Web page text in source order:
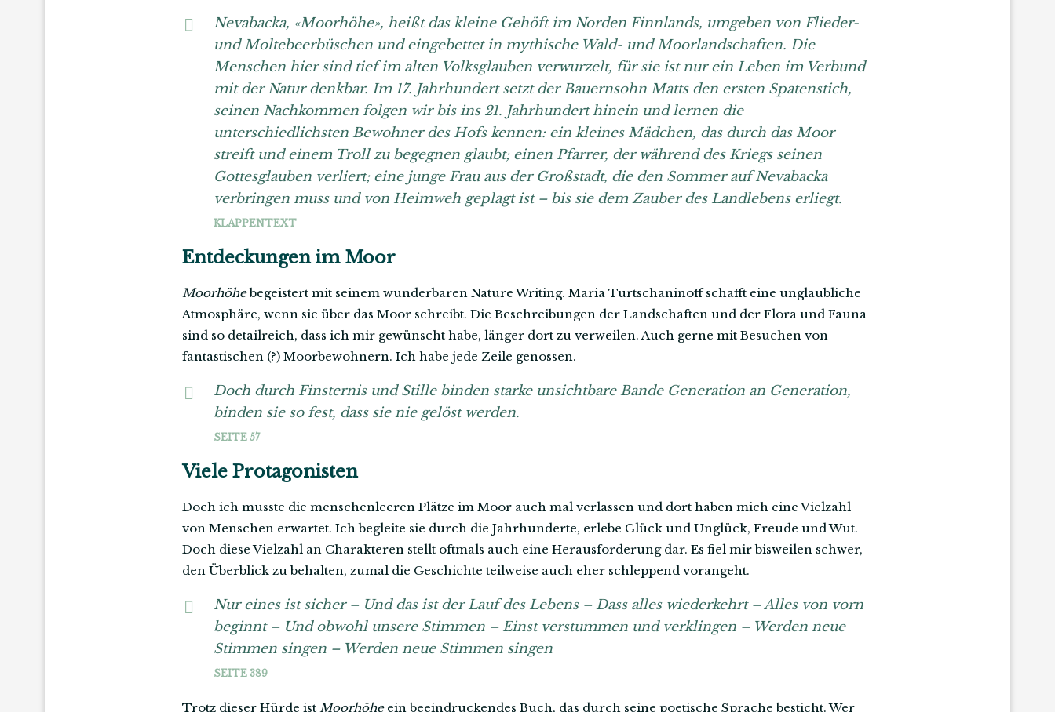
Nevabacka, «Moorhöhe», heißt das kleine Gehöft im Norden Finnlands, umgeben von Flieder-
und Moltebeerbüschen und eingebettet in mythische Wald- und Moorlandschaften. Die
Menschen hier sind tief im alten Volksglauben verwurzelt, für sie ist nur ein Leben im Verbund
mit der Natur denkbar. Im 17. Jahrhundert setzt der Bauernsohn Matts den ersten Spatenstich,
seinen Nachkommen folgen wir bis ins 21. Jahrhundert hinein und lernen die
unterschiedlichsten Bewohner des Hofs kennen: ein kleines Mädchen, das durch das Moor
streift und einem Troll zu begegnen glaubt; einen Pfarrer, der während des Kriegs seinen
Gottesglauben verliert; eine junge Frau aus der Großstadt, die den Sommer auf Nevabacka
verbringen muss und von Heimweh geplagt ist – bis sie dem Zauber des Landlebens erliegt.
KLAPPENTEXT
Entdeckungen im Moor
Moorhöhebegeistert mit seinem wunderbaren Nature Writing. Maria Turtschaninoff schafft eine unglaubliche
Atmosphäre, wenn sie über das Moor schreibt. Die Beschreibungen der Landschaften und der Flora und Fauna
sind so detailreich, dass ich mir gewünscht habe, länger dort zu verweilen. Auch gerne mit Besuchen von
fantastischen (?) Moorbewohnern. Ich habe jede Zeile genossen.
Doch durch Finsternis und Stille binden starke unsichtbare Bande Generation an Generation,
binden sie so fest, dass sie nie gelöst werden.
SEITE 57
Viele Protagonisten
Doch ich musste die menschenleeren Plätze im Moor auch mal verlassen und dort haben mich eine Vielzahl
von Menschen erwartet. Ich begleite sie durch die Jahrhunderte, erlebe Glück und Unglück, Freude und Wut.
Doch diese Vielzahl an Charakteren stellt oftmals auch eine Herausforderung dar. Es fiel mir bisweilen schwer,
den Überblick zu behalten, zumal die Geschichte teilweise auch eher schleppend vorangeht.
Nur eines ist sicher – Und das ist der Lauf des Lebens – Dass alles wiederkehrt – Alles von vorn
beginnt – Und obwohl unsere Stimmen – Einst verstummen und verklingen – Werden neue
Stimmen singen – Werden neue Stimmen singen
SEITE 389
Trotz dieser Hürde ist Moorhöheein beeindruckendes Buch, das durch seine poetische Sprache besticht. Wer